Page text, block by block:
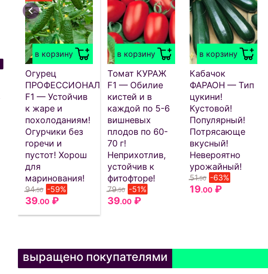
в корзину
Огурец
ПРОФЕССИОНАЛ
F1 — Устойчив
к жаре и
похолоданиям!
Огурчики без
горечи и
пустот! Хорош
для
маринования!
94.50 -59%
39.00₽
в корзину
Томат КУРАЖ
F1 — Обилие
кистей и в
каждой по 5-6
вишневых
плодов по 60-
70 г!
Неприхотлив,
устойчив к
фитофторе!
79.50 -51%
39.00₽
в корзину
Кабачок
ФАРАОН — Тип
цукини!
Кустовой!
Популярный!
Потрясающе
вкусный!
Невероятно
урожайный!
51.50 -63%
19.00₽
выращено покупателями